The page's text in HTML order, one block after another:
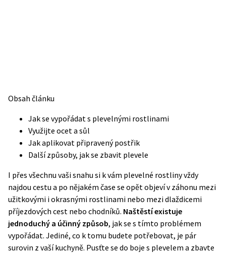
Obsah článku
Jak se vypořádat s plevelnými rostlinami
Využijte ocet a sůl
Jak aplikovat připravený postřik
Další způsoby, jak se zbavit plevele
I přes všechnu vaši snahu si k vám plevelné rostliny vždy
najdou cestu a po nějakém čase se opět objeví v záhonu mezi
užitkovými i okrasnými rostlinami nebo mezi dlaždicemi
příjezdových cest nebo chodníků. Naštěstí existuje
jednoduchý a účinný způsob, jak se s tímto problémem
vypořádat. Jediné, co k tomu budete potřebovat, je pár
surovin z vaší kuchyně. Pusťte se do boje s plevelem a zbavte